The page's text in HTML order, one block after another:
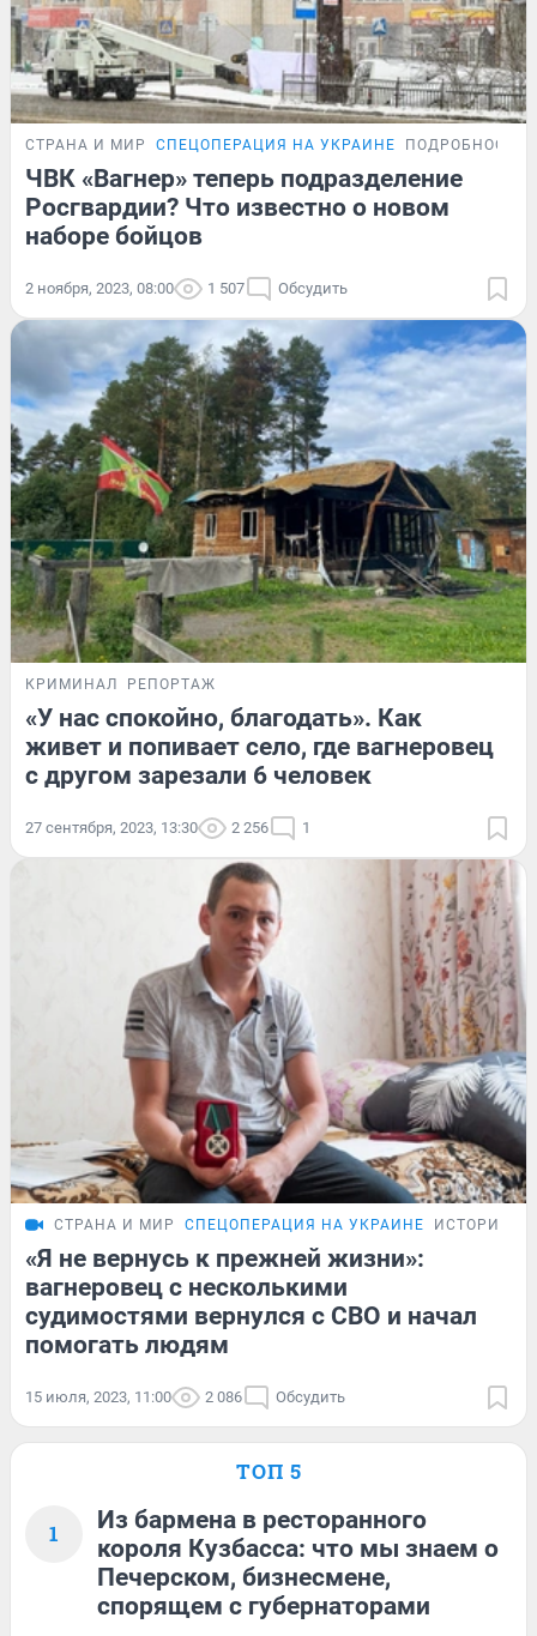
СТРАНА И МИР СПЕЦОПЕРАЦИЯ НА УКРАИНЕ ПОДРОБНОСТИ
ЧВК «Вагнер» теперь подразделение
Росгвардии? Что известно о новом
наборе бойцов
2 ноября, 2023, 08:00 1 507 Обсудить
КРИМИНАЛ РЕПОРТАЖ
«У нас спокойно, благодать». Как
живет и попивает село, где вагнеровец
с другом зарезали 6 человек
27 сентября, 2023, 13:30 2 256 1
СТРАНА И МИР СПЕЦОПЕРАЦИЯ НА УКРАИНЕ ИСТОРИИ
«Я не вернусь к прежней жизни»:
вагнеровец с несколькими
судимостями вернулся с СВО и начал
помогать людям
15 июля, 2023, 11:00 2 086 Обсудить
ТОП 5
1
Из бармена в ресторанного
короля Кузбасса: что мы знаем о
Печерском, бизнесмене,
спорящем с губернаторами